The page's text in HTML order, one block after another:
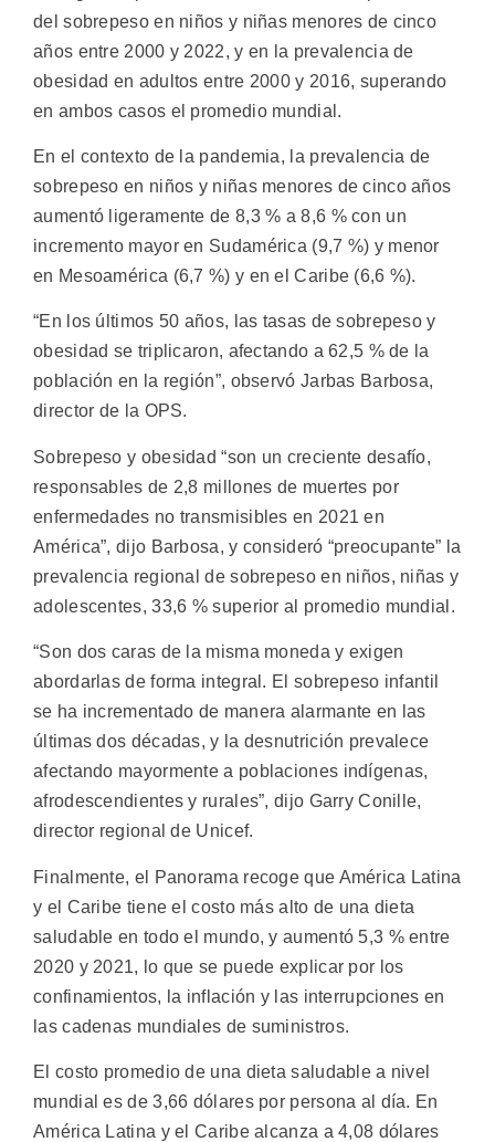
del sobrepeso en niños y niñas menores de cinco
años entre 2000 y 2022, y en la prevalencia de
obesidad en adultos entre 2000 y 2016, superando
en ambos casos el promedio mundial.
En el contexto de la pandemia, la prevalencia de
sobrepeso en niños y niñas menores de cinco años
aumentó ligeramente de 8,3 % a 8,6 % con un
incremento mayor en Sudamérica (9,7 %) y menor
en Mesoamérica (6,7 %) y en el Caribe (6,6 %).
“En los últimos 50 años, las tasas de sobrepeso y
obesidad se triplicaron, afectando a 62,5 % de la
población en la región”, observó Jarbas Barbosa,
director de la OPS.
Sobrepeso y obesidad “son un creciente desafío,
responsables de 2,8 millones de muertes por
enfermedades no transmisibles en 2021 en
América”, dijo Barbosa, y consideró “preocupante” la
prevalencia regional de sobrepeso en niños, niñas y
adolescentes, 33,6 % superior al promedio mundial.
“Son dos caras de la misma moneda y exigen
abordarlas de forma integral. El sobrepeso infantil
se ha incrementado de manera alarmante en las
últimas dos décadas, y la desnutrición prevalece
afectando mayormente a poblaciones indígenas,
afrodescendientes y rurales”, dijo Garry Conille,
director regional de Unicef.
Finalmente, el Panorama recoge que América Latina
y el Caribe tiene el costo más alto de una dieta
saludable en todo el mundo, y aumentó 5,3 % entre
2020 y 2021, lo que se puede explicar por los
confinamientos, la inflación y las interrupciones en
las cadenas mundiales de suministros.
El costo promedio de una dieta saludable a nivel
mundial es de 3,66 dólares por persona al día. En
América Latina y el Caribe alcanza a 4,08 dólares